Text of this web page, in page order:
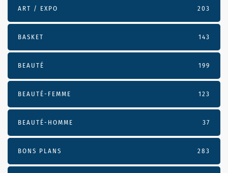
ART / EXPO 203
BASKET 143
BEAUTÉ 199
BEAUTÉ-FEMME 123
BEAUTÉ-HOMME 37
BONS PLANS 283